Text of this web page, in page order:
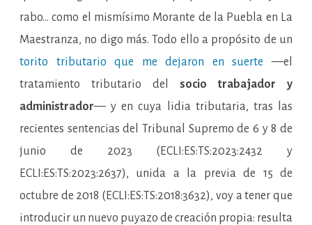
rabo… como el mismísimo Morante de la Puebla en La
Maestranza, no digo más. Todo ello a propósito de un
torito tributario que me dejaron en suerte —el
tratamiento tributario del socio trabajador y
administrador— y en cuya lidia tributaria, tras las
recientes sentencias del Tribunal Supremo de 6 y 8 de
junio de 2023 (ECLI:ES:TS:2023:2432 y
ECLI:ES:TS:2023:2637), unida a la previa de 15 de
octubre de 2018 (ECLI:ES:TS:2018:3632), voy a tener que
introducir un nuevo puyazo de creación propia: resulta